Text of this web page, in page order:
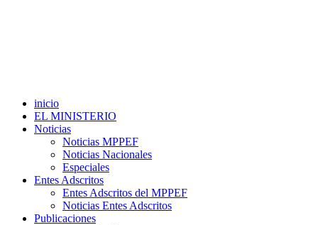
inicio
EL MINISTERIO
Noticias
Noticias MPPEF
Noticias Nacionales
Especiales
Entes Adscritos
Entes Adscritos del MPPEF
Noticias Entes Adscritos
Publicaciones